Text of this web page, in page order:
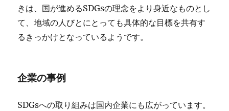
きは、国が進めるSDGsの理念をより身近なものとし
て、地域の人びとにとっても具体的な目標を共有す
るきっかけとなっているようです。
企業の事例
SDGsへの取り組みは国内企業にも広がっています。